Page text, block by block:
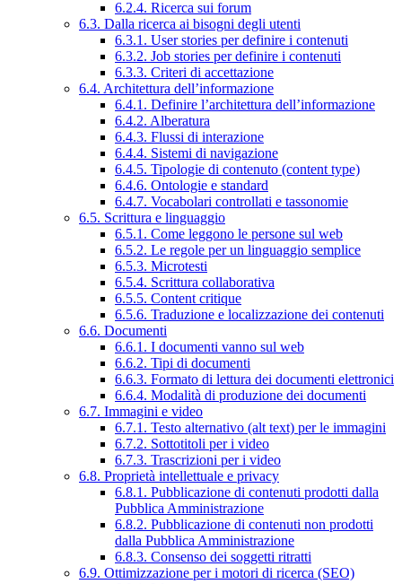
6.2.4. Ricerca sui forum
6.3. Dalla ricerca ai bisogni degli utenti
6.3.1. User stories per definire i contenuti
6.3.2. Job stories per definire i contenuti
6.3.3. Criteri di accettazione
6.4. Architettura dell’informazione
6.4.1. Definire l’architettura dell’informazione
6.4.2. Alberatura
6.4.3. Flussi di interazione
6.4.4. Sistemi di navigazione
6.4.5. Tipologie di contenuto (content type)
6.4.6. Ontologie e standard
6.4.7. Vocabolari controllati e tassonomie
6.5. Scrittura e linguaggio
6.5.1. Come leggono le persone sul web
6.5.2. Le regole per un linguaggio semplice
6.5.3. Microtesti
6.5.4. Scrittura collaborativa
6.5.5. Content critique
6.5.6. Traduzione e localizzazione dei contenuti
6.6. Documenti
6.6.1. I documenti vanno sul web
6.6.2. Tipi di documenti
6.6.3. Formato di lettura dei documenti elettronici
6.6.4. Modalità di produzione dei documenti
6.7. Immagini e video
6.7.1. Testo alternativo (alt text) per le immagini
6.7.2. Sottotitoli per i video
6.7.3. Trascrizioni per i video
6.8. Proprietà intellettuale e privacy
6.8.1. Pubblicazione di contenuti prodotti dalla
Pubblica Amministrazione
6.8.2. Pubblicazione di contenuti non prodotti
dalla Pubblica Amministrazione
6.8.3. Consenso dei soggetti ritratti
6.9. Ottimizzazione per i motori di ricerca (SEO)